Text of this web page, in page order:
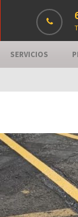
SERVICIOS